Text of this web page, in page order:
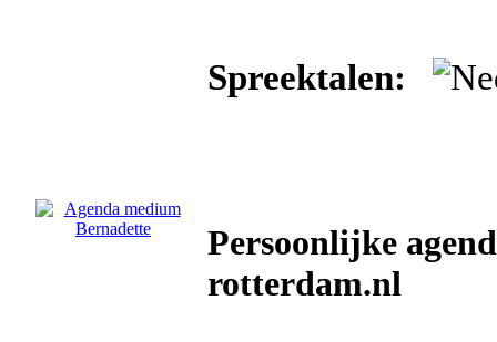
Spreektalen:
Persoonlijke
rotterdam.nl